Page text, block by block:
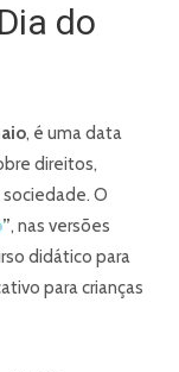
do
, é uma data
direitos,
O
”, nas versões
didático para
para crianças